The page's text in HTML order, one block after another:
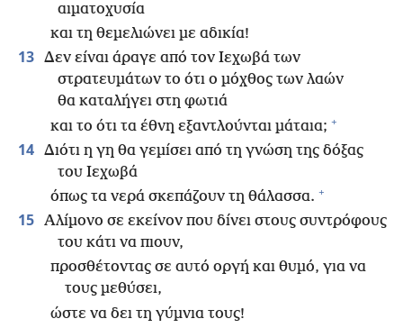
αιματοχυσία
και τη θεμελιώνει με αδικία!
13 Δεν είναι άραγε από τον Ιεχωβά των
στρατευμάτων το ότι ο μόχθος των λαών
θα καταλήγει στη φωτιά
και το ότι τα έθνη εξαντλούνται μάταια; +
14 Διότι η γη θα γεμίσει από τη γνώση της δόξας
του Ιεχωβά
όπως τα νερά σκεπάζουν τη θάλασσα. +
15 Αλίμονο σε εκείνον που δίνει στους συντρόφους
του κάτι να πιουν,
προσθέτοντας σε αυτό οργή και θυμό, για να
τους μεθύσει,
ώστε να δει τη γύμνια τους!